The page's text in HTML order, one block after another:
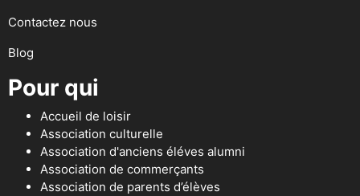
Contactez nous
Blog
Pour qui
Accueil de loisir
Association culturelle
Association d'anciens éléves alumni
Association de commerçants
Association de parents d’élèves